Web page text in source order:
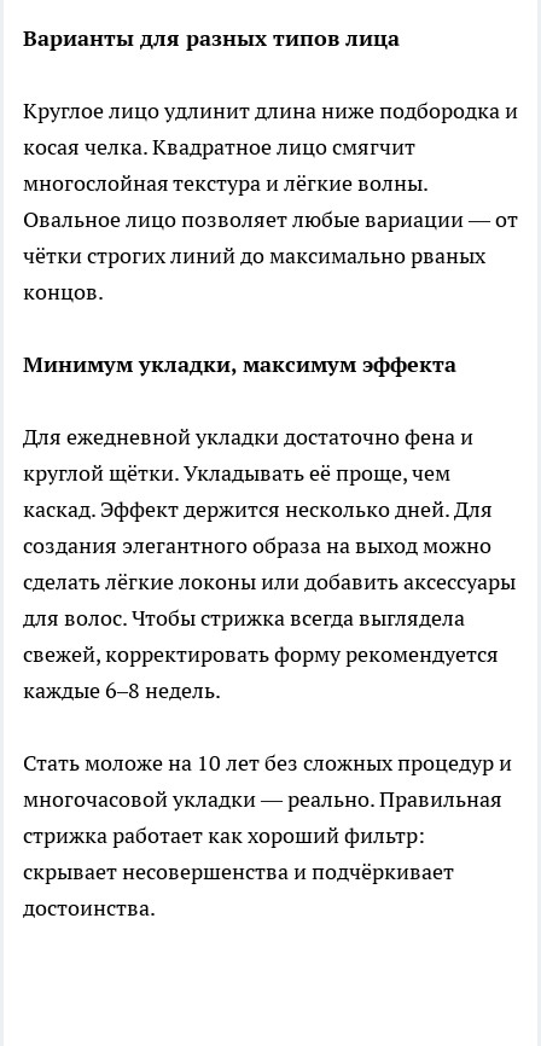
Варианты для разных типов лица
Круглое лицо удлинит длина ниже подбородка и
косая челка. Квадратное лицо смягчит
многослойная текстура и лёгкие волны.
Овальное лицо позволяет любые вариации — от
чётки строгих линий до максимально рваных
концов.
Минимум укладки, максимум эффекта
Для ежедневной укладки достаточно фена и
круглой щётки. Укладывать её проще, чем
каскад. Эффект держится несколько дней. Для
создания элегантного образа на выход можно
сделать лёгкие локоны или добавить аксессуары
для волос. Чтобы стрижка всегда выглядела
свежей, корректировать форму рекомендуется
каждые 6–8 недель.
Стать моложе на 10 лет без сложных процедур и
многочасовой укладки — реально. Правильная
стрижка работает как хороший фильтр:
скрывает несовершенства и подчёркивает
достоинства.